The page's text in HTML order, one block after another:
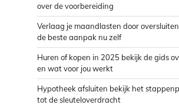
over de voorbereiding
Verlaag je maandlasten door
de beste aanpak nu zelf
Huren of kopen in 2025 bekijk de gids
en wat voor jou werkt
Hypotheek afsluiten bekijk het
tot de sleuteloverdracht